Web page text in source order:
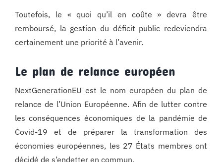
Toutefois, le « quoi qu’il en coûte » devra être
remboursé, la gestion du déficit public redeviendra
certainement une priorité à l’avenir.
Le plan de relance européen
NextGenerationEU est le nom européen du plan de
relance de l’Union Européenne. Afin de lutter contre
les conséquences économiques de la pandémie de
Covid-19 et de préparer la transformation des
économies européennes, les 27 États membres ont
décidé de s’endetter en commun.